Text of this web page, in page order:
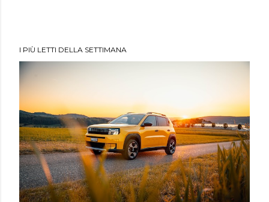
I PIÙ LETTI DELLA SETTIMANA